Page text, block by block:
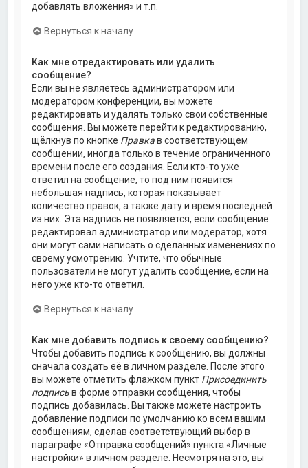
добавлять вложения» и т.п.
Вернуться к началу
Как мне отредактировать или удалить
сообщение?
Если вы не являетесь администратором или
модератором конференции, вы можете
редактировать и удалять только свои собственные
сообщения. Вы можете перейти к редактированию,
щёлкнув по кнопке Правкав соответствующем
сообщении, иногда только в течение ограниченного
времени после его создания. Если кто-то уже
ответил на сообщение, то под ним появится
небольшая надпись, которая показывает
количество правок, а также дату и время последней
из них. Эта надпись не появляется, если сообщение
редактировал администратор или модератор, хотя
они могут сами написать о сделанных изменениях по
своему усмотрению. Учтите, что обычные
пользователи не могут удалить сообщение, если на
него уже кто-то ответил.
Вернуться к началу
Как мне добавить подпись к своему сообщению?
Чтобы добавить подпись к сообщению, вы должны
сначала создать её в личном разделе. После этого
вы можете отметить флажком пункт Присоединить
подписьв форме отправки сообщения, чтобы
подпись добавилась. Вы также можете настроить
добавление подписи по умолчанию ко всем вашим
сообщениям, сделав соответствующий выбор в
параграфе «Отправка сообщений» пункта «Личные
настройки» в личном разделе. Несмотря на это, вы